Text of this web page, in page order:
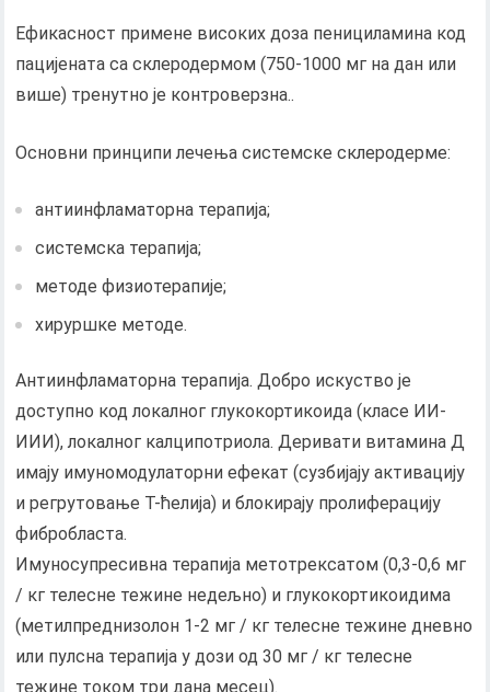
Ефикасност примене високих доза пенициламина код
пацијената са склеродермом (750-1000 мг на дан или
више) тренутно је контроверзна..
Основни принципи лечења системске склеродерме:
антиинфламаторна терапија;
системска терапија;
методе физиотерапије;
хируршке методе.
Антиинфламаторна терапија. Добро искуство је
доступно код локалног глукокортикоида (класе ИИ-
ИИИ), локалног калципотриола. Деривати витамина Д
имају имуномодулаторни ефекат (сузбијају активацију
и регрутовање Т-ћелија) и блокирају пролиферацију
фибробласта.
Имуносупресивна терапија метотрексатом (0,3-0,6 мг
/ кг телесне тежине недељно) и глукокортикоидима
(метилпреднизолон 1-2 мг / кг телесне тежине дневно
или пулсна терапија у дози од 30 мг / кг телесне
тежине током три дана месец).